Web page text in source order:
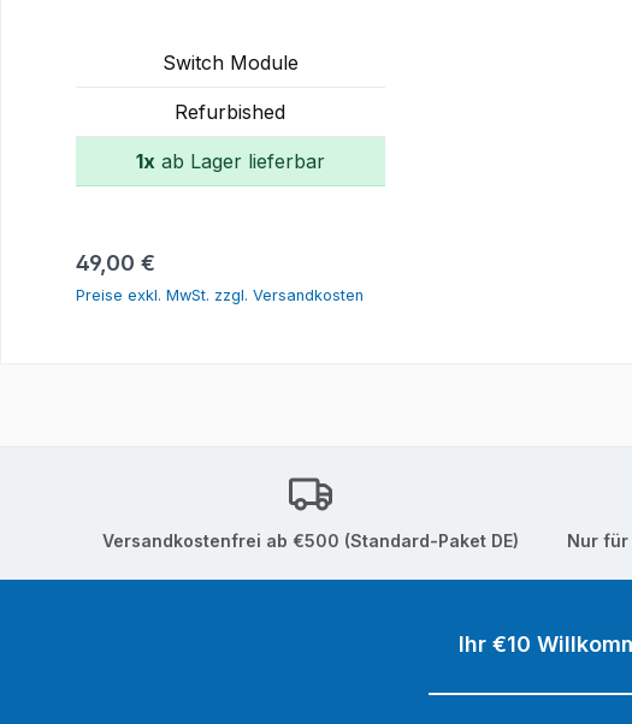
Switch Module
Refurbished
1x ab Lager lieferbar
Regulärer Preis:
49,00 €
Preise exkl. MwSt. zzgl. Versandkosten
Versandkostenfrei ab €500 (Standard-Paket DE) Nur
Ihr €10